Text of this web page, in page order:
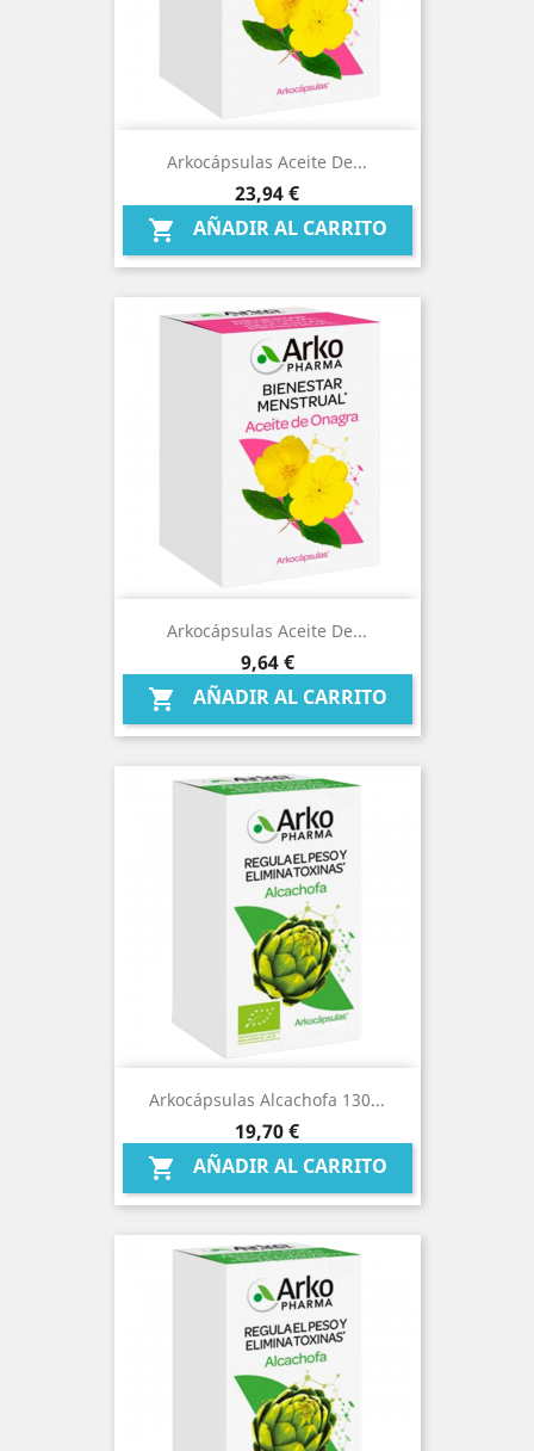
Arkocápsulas Aceite De...
Precio
23,94 €
 AÑADIR AL CARRITO
Arkocápsulas Aceite De...
Precio
9,64 €
 AÑADIR AL CARRITO
Arkocápsulas Alcachofa 130...
Precio
19,70 €
 AÑADIR AL CARRITO